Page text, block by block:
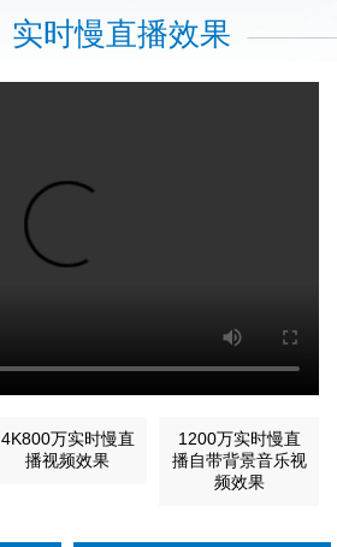
实时慢直播效果
4K800万实时慢直
播视频效果
1200万实时慢直
播自带背景音乐视
频效果